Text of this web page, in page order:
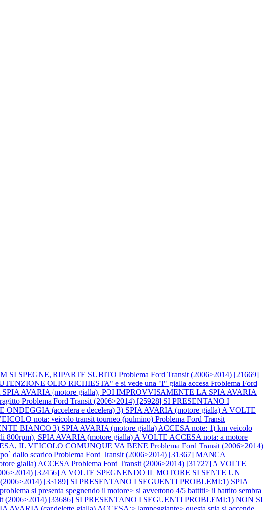
SI SPEGNE, RIPARTE SUBITO Problema Ford Transit (2006>2014) [21669]
OLIO RICHIESTA" e si vede una "I" gialla accesa Problema Ford
AVARIA (motore gialla), POI IMPROVVISAMENTE LA SPIA AVARIA
Problema Ford Transit (2006>2014) [25928] SI PRESENTANO I
(accelera e decelera) 3) SPIA AVARIA (motore gialla) A VOLTE
nota: veicolo transit tourneo (pulmino) Problema Ford Transit
BIANCO 3) SPIA AVARIA (motore gialla) ACCESA note: 1) km veicolo
SPIA AVARIA (motore gialla) A VOLTE ACCESA nota: a motore
IL VEICOLO COMUNQUE VA BENE Problema Ford Transit (2006>2014)
dallo scarico Problema Ford Transit (2006>2014) [31367] MANCA
gialla) ACCESA Problema Ford Transit (2006>2014) [31727] A VOLTE
[32456] A VOLTE SPEGNENDO IL MOTORE SI SENTE UN
(2006>2014) [33189] SI PRESENTANO I SEGUENTI PROBLEMI:1) SPIA
si presenta spegnendo il motore> si avvertono 4/5 battiti> il battito sembra
(2006>2014) [33686] SI PRESENTANO I SEGUENTI PROBLEMI:1) NON SI
AVARIA (candelette gialla) ACCESA:> lampeggiante> questa spia si accende